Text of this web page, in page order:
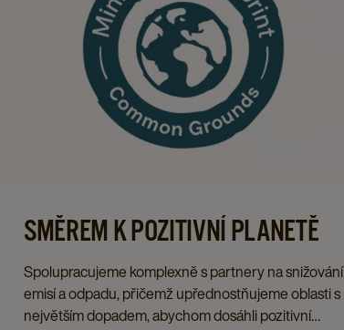
SMĚREM K POZITIVNÍ PLANETĚ
Spolupracujeme komplexně s partnery na snižování
emisí a odpadu, přičemž upřednostňujeme oblasti s
největším dopadem, abychom dosáhli pozitivní